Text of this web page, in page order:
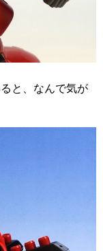
と、なんで気が